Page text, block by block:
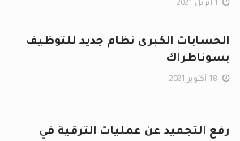
الحسابات الكبرى نظام جديد للتوظيف
بسوناطراك
رفع التجميد عن عمليات الترقية في